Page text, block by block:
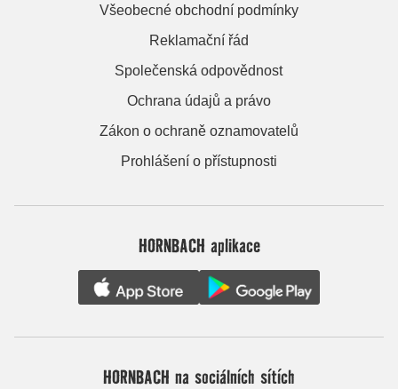
Všeobecné obchodní podmínky
Reklamační řád
Společenská odpovědnost
Ochrana údajů a právo
Zákon o ochraně oznamovatelů
Prohlášení o přístupnosti
HORNBACH aplikace
HORNBACH na sociálních sítích